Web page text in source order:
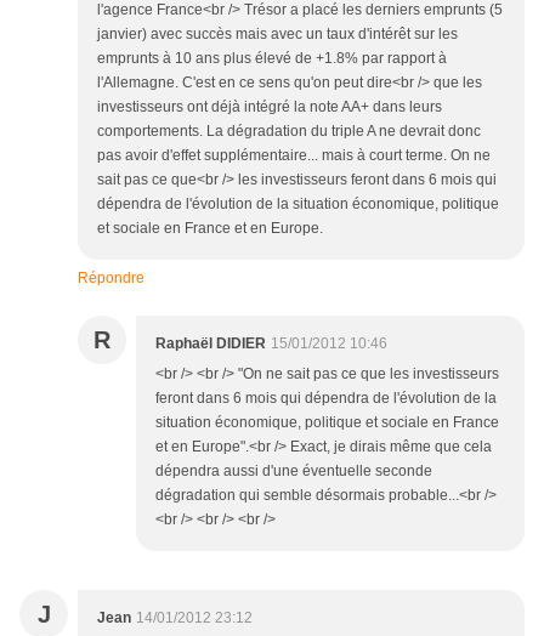
l'agence France<br /> Trésor a placé les derniers emprunts (5
janvier) avec succès mais avec un taux d'intérêt sur les
emprunts à 10 ans plus élevé de +1.8% par rapport à
l'Allemagne. C'est en ce sens qu'on peut dire<br /> que les
investisseurs ont déjà intégré la note AA+ dans leurs
comportements. La dégradation du triple A ne devrait donc
pas avoir d'effet supplémentaire... mais à court terme. On ne
sait pas ce que<br /> les investisseurs feront dans 6 mois qui
dépendra de l'évolution de la situation économique, politique
et sociale en France et en Europe.
Répondre
R Raphaël DIDIER 15/01/2012 10:46
<br /> <br /> "On ne sait pas ce que les investisseurs
feront dans 6 mois qui dépendra de l'évolution de la
situation économique, politique et sociale en France
et en Europe".<br /> Exact, je dirais même que cela
dépendra aussi d'une éventuelle seconde
dégradation qui semble désormais probable...<br />
<br /> <br /> <br />
J Jean 14/01/2012 23:12